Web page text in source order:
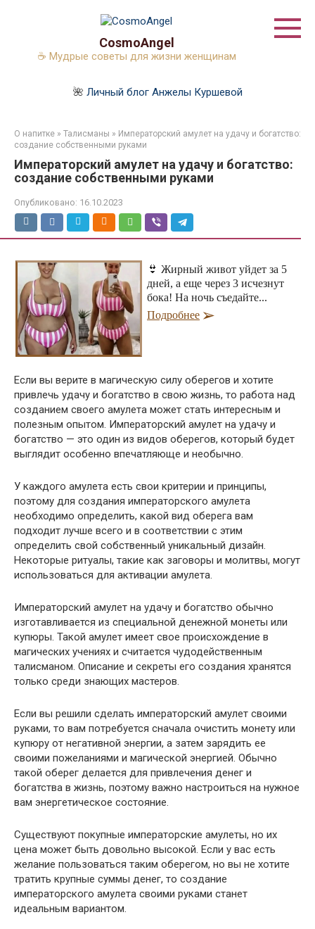
CosmoAngel
☕ Мудрые советы для жизни женщинам
🌺 Личный блог Анжелы Куршевой
О напитке » Талисманы » Императорский амулет на удачу и богатство:
создание собственными руками
Императорский амулет на удачу и богатство:
создание собственными руками
Опубликовано: 16.10.2023
👙 Жирный живот уйдет за 5
дней, а еще через 3 исчезнут
бока! На ночь съедайте...
Подробнее
Если вы верите в магическую силу оберегов и хотите
привлечь удачу и богатство в свою жизнь, то работа над
созданием своего амулета может стать интересным и
полезным опытом. Императорский амулет на удачу и
богатство — это один из видов оберегов, который будет
выглядит особенно впечатляюще и необычно.
У каждого амулета есть свои критерии и принципы,
поэтому для создания императорского амулета
необходимо определить, какой вид оберега вам
подходит лучше всего и в соответствии с этим
определить свой собственный уникальный дизайн.
Некоторые ритуалы, такие как заговоры и молитвы, могут
использоваться для активации амулета.
Императорский амулет на удачу и богатство обычно
изготавливается из специальной денежной монеты или
купюры. Такой амулет имеет свое происхождение в
магических учениях и считается чудодейственным
талисманом. Описание и секреты его создания хранятся
только среди знающих мастеров.
Если вы решили сделать императорский амулет своими
руками, то вам потребуется сначала очистить монету или
купюру от негативной энергии, а затем зарядить ее
своими пожеланиями и магической энергией. Обычно
такой оберег делается для привлечения денег и
богатства в жизнь, поэтому важно настроиться на нужное
вам энергетическое состояние.
Существуют покупные императорские амулеты, но их
цена может быть довольно высокой. Если у вас есть
желание пользоваться таким оберегом, но вы не хотите
тратить крупные суммы денег, то создание
императорского амулета своими руками станет
идеальным вариантом.